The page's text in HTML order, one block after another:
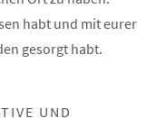
habt und mit eurer
gesorgt habt.
UND